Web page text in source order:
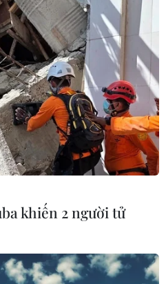
những sản phẩm nước rửa
đại học tại Đà Nẵng được
viên của trường và tặng cho
khiến 2 người tử